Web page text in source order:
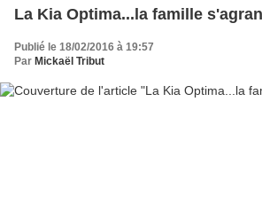
La Kia Optima...la famille
Publié le 18/02/2016 à 19:57
Par Mickaël Tribut